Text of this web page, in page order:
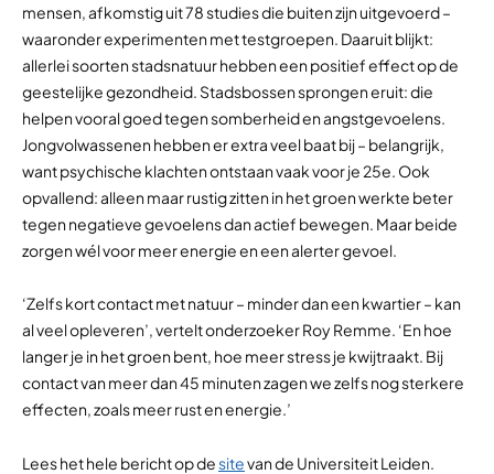
mensen, afkomstig uit 78 studies die buiten zijn uitgevoerd –
waaronder experimenten met testgroepen. Daaruit blijkt:
allerlei soorten stadsnatuur hebben een positief effect op de
geestelijke gezondheid. Stadsbossen sprongen eruit: die
helpen vooral goed tegen somberheid en angstgevoelens.
Jongvolwassenen hebben er extra veel baat bij – belangrijk,
want psychische klachten ontstaan vaak voor je 25e. Ook
opvallend: alleen maar rustig zitten in het groen werkte beter
tegen negatieve gevoelens dan actief bewegen. Maar beide
zorgen wél voor meer energie en een alerter gevoel.
‘Zelfs kort contact met natuur – minder dan een kwartier – kan
al veel opleveren’, vertelt onderzoeker Roy Remme. ‘En hoe
langer je in het groen bent, hoe meer stress je kwijtraakt. Bij
contact van meer dan 45 minuten zagen we zelfs nog sterkere
effecten, zoals meer rust en energie.’
Lees het hele bericht op de sitevan de Universiteit Leiden.